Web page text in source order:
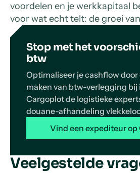
voordelen en je werkkapitaal
voor wat echt telt: de groei
Stop met het
btw
Optimaliseer je cashflow
maken van btw-verlegging bij
Cargoplot de logistieke
douane-afhandeling
Vind een expediteur op
Veelgestelde